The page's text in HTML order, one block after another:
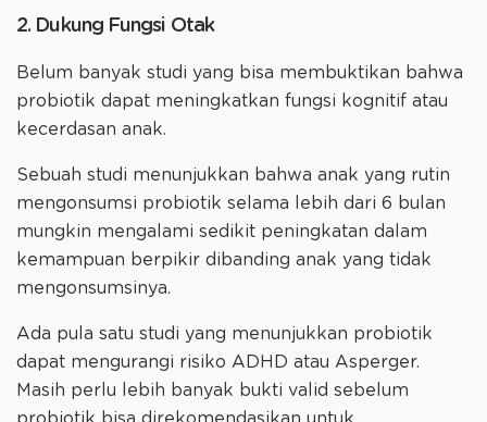
2. Dukung Fungsi Otak
Belum banyak studi yang bisa membuktikan bahwa
probiotik dapat meningkatkan fungsi kognitif atau
kecerdasan anak.
Sebuah studi menunjukkan bahwa anak yang rutin
mengonsumsi probiotik selama lebih dari 6 bulan
mungkin mengalami sedikit peningkatan dalam
kemampuan berpikir dibanding anak yang tidak
mengonsumsinya.
Ada pula satu studi yang menunjukkan probiotik
dapat mengurangi risiko ADHD atau Asperger.
Masih perlu lebih banyak bukti valid sebelum